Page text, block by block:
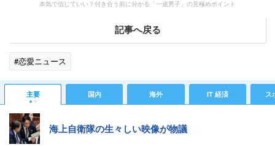
本気で信じていい？付き合う前に分かる「一途男子」の見極めポイント
記事へ戻る
#恋愛ニュース
主要 国内 海外 IT 経済 ス
海上自衛隊の生々しい映像が物議